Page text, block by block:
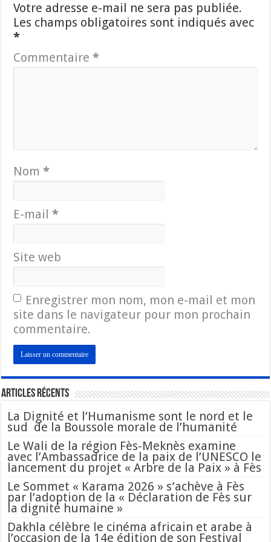
Votre adresse e-mail ne sera pas publiée.
Les champs obligatoires sont indiqués avec
*
Commentaire*
Nom*
E-mail*
Site web
Enregistrer mon nom, mon e-mail et mon
site dans le navigateur pour mon prochain
commentaire.
Articles Récents
La Dignité et l’Humanisme sont le nord et le
sud de la Boussole morale de l’humanité
Le Wali de la région Fès-Meknès examine
avec l’Ambassadrice de la paix de l’UNESCO le
lancement du projet « Arbre de la Paix » à Fès
Le Sommet « Karama 2026 » s’achève à Fès
par l’adoption de la « Déclaration de Fès sur
la dignité humaine »
Dakhla célèbre le cinéma africain et arabe à
l’occasion de la 14e édition de son Festival